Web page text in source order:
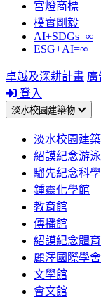
宮燈商標
樸實剛毅
AI+SDGs=∞
ESG+AI=∞
卓越及深耕計畫 廣
登入
淡水校園建築物
淡水校園建
紹謨紀念游
騮先紀念科
鍾靈化學館
教育館
傳播館
紹謨紀念體
麗澤國際學舍
文學館
會文館